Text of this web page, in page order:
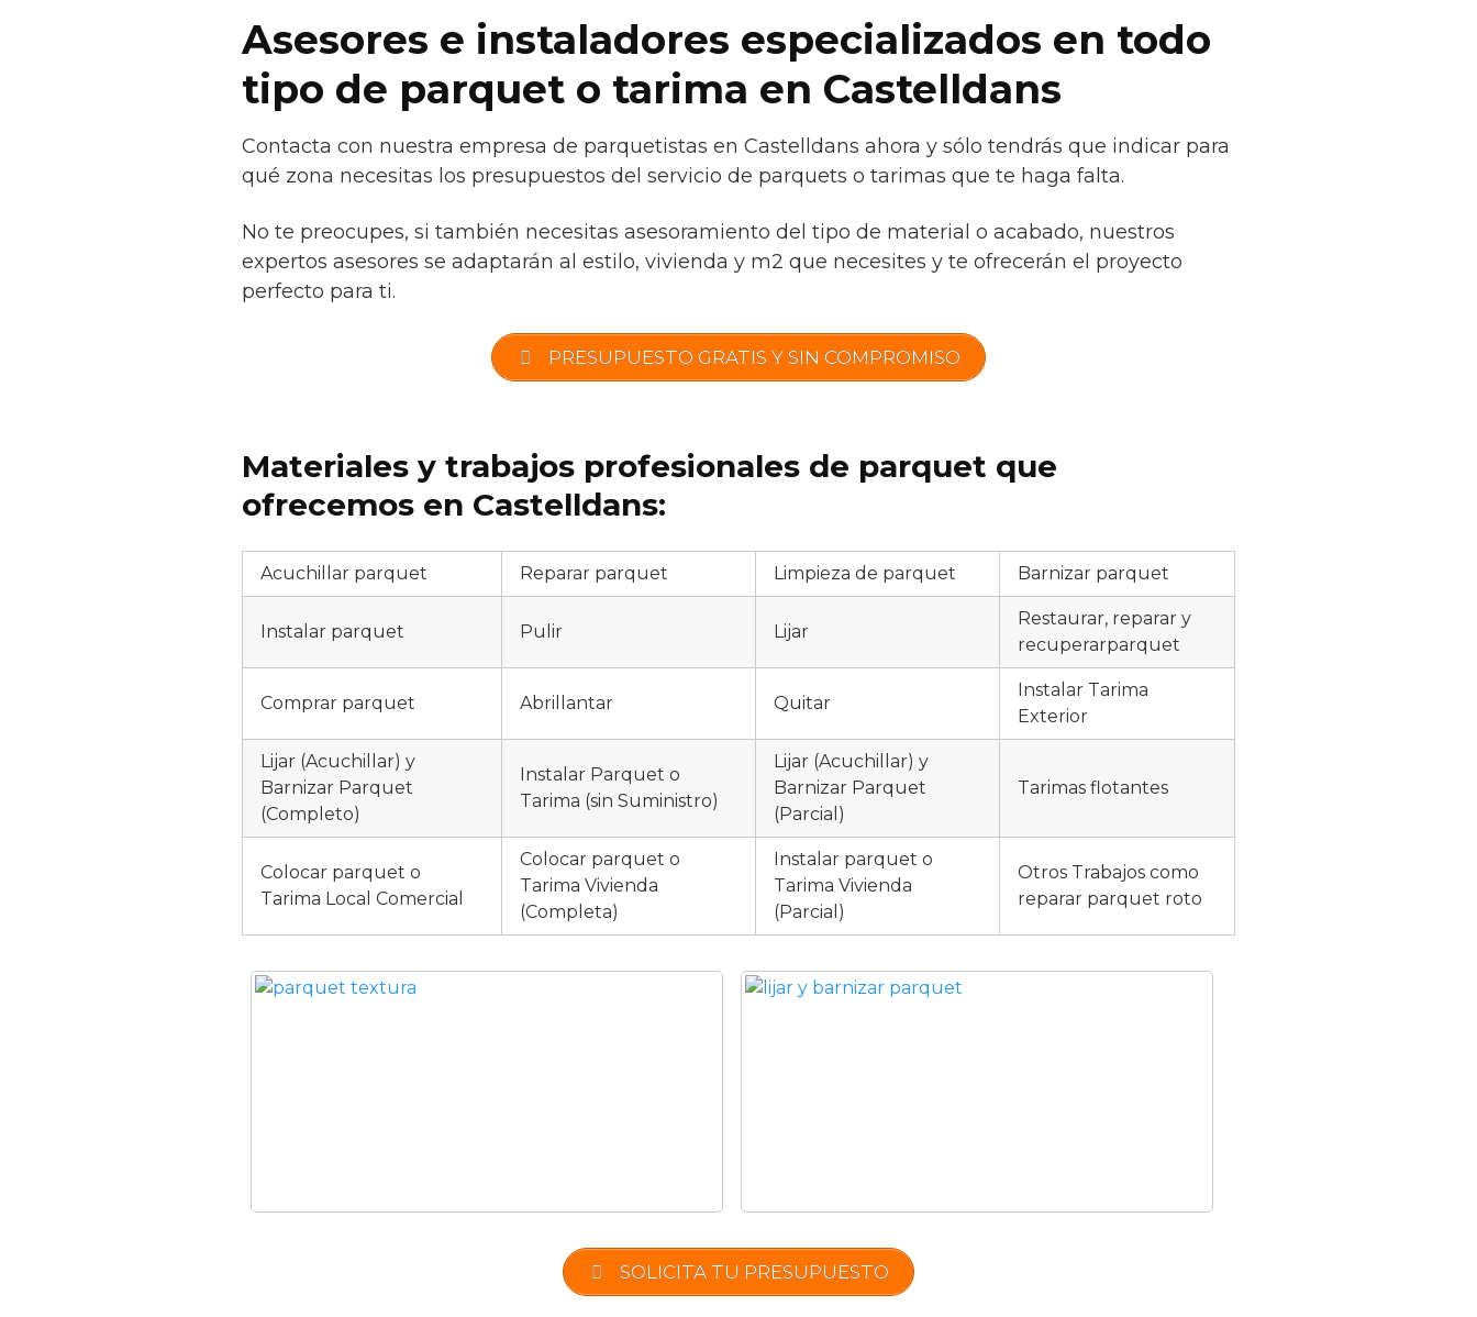
Asesores e instaladores especializados en todo
tipo de parquet o tarima en Castelldans
Contacta con nuestra empresa de parquetistas en Castelldans ahora y sólo tendrás que indicar para
qué zona necesitas los presupuestos del servicio de parquets o tarimas que te haga falta.
No te preocupes, si también necesitas asesoramiento del tipo de material o acabado, nuestros
expertos asesores se adaptarán al estilo, vivienda y m2 que necesites y te ofrecerán el proyecto
perfecto para ti.
PRESUPUESTO GRATIS Y SIN COMPROMISO
Materiales y trabajos profesionales de parquet que
ofrecemos en Castelldans:
Acuchillar parquet Reparar parquet Limpieza de parquet Barnizar parquet
Instalar parquet Pulir Lijar
Restaurar, reparar y
recuperarparquet
Comprar parquet Abrillantar Quitar
Instalar Tarima
Exterior
Lijar (Acuchillar) y
Barnizar Parquet
(Completo)
Instalar Parquet o
Tarima (sin Suministro)
Lijar (Acuchillar) y
Barnizar Parquet
(Parcial)
Tarimas flotantes
Colocar parquet o
Tarima Local Comercial
Colocar parquet o
Tarima Vivienda
(Completa)
Instalar parquet o
Tarima Vivienda
(Parcial)
Otros Trabajos como
reparar parquet roto
SOLICITA TU PRESUPUESTO